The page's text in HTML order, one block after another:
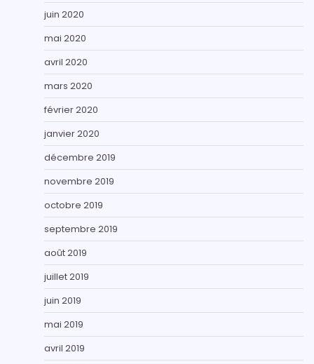
juin 2020
mai 2020
avril 2020
mars 2020
février 2020
janvier 2020
décembre 2019
novembre 2019
octobre 2019
septembre 2019
août 2019
juillet 2019
juin 2019
mai 2019
avril 2019